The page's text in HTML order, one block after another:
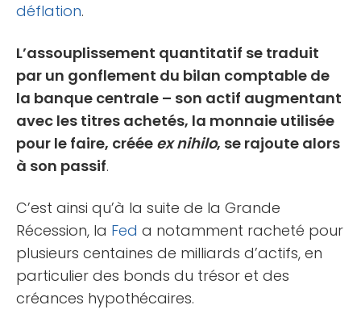
déflation.
L’assouplissement quantitatif se traduit
par un gonflement du bilan comptable de
la banque centrale – son actif augmentant
avec les titres achetés, la monnaie utilisée
pour le faire, créée ex nihilo, se rajoute alors
à son passif.
C’est ainsi qu’à la suite de la Grande
Récession, la Fed a notamment racheté pour
plusieurs centaines de milliards d’actifs, en
particulier des bonds du trésor et des
créances hypothécaires.